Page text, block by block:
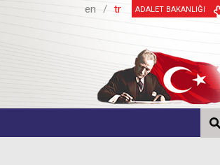
en / tr ADALET BAKANLIĞI